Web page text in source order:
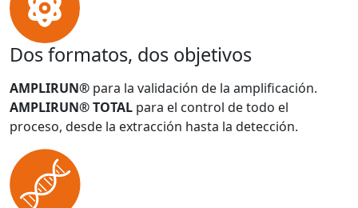
Dos formatos, dos objetivos
AMPLIRUN® para la validación de la amplificación.
AMPLIRUN® TOTAL para el control de todo el
proceso, desde la extracción hasta la detección.